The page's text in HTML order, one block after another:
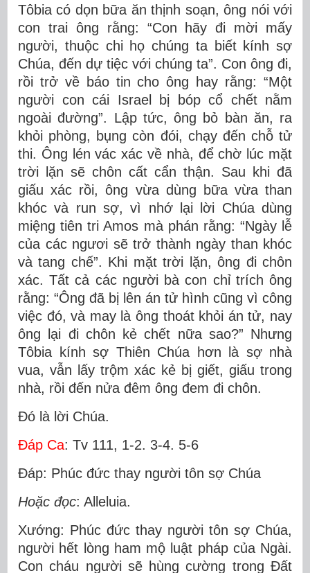
Tôbia có dọn bữa ăn thịnh soạn, ông nói với
con trai ông rằng: “Con hãy đi mời mấy
người, thuộc chi họ chúng ta biết kính sợ
Chúa, đến dự tiệc với chúng ta”. Con ông đi,
rồi trở về báo tin cho ông hay rằng: “Một
người con cái Israel bị bóp cổ chết nằm
ngoài đường”. Lập tức, ông bỏ bàn ăn, ra
khỏi phòng, bụng còn đói, chạy đến chỗ tử
thi. Ông lén vác xác về nhà, để chờ lúc mặt
trời lặn sẽ chôn cất cẩn thận. Sau khi đã
giấu xác rồi, ông vừa dùng bữa vừa than
khóc và run sợ, vì nhớ lại lời Chúa dùng
miệng tiên tri Amos mà phán rằng: “Ngày lễ
của các ngươi sẽ trở thành ngày than khóc
và tang chế”. Khi mặt trời lặn, ông đi chôn
xác. Tất cả các người bà con chỉ trích ông
rằng: “Ông đã bị lên án tử hình cũng vì công
việc đó, và may là ông thoát khỏi án tử, nay
ông lại đi chôn kẻ chết nữa sao?” Nhưng
Tôbia kính sợ Thiên Chúa hơn là sợ nhà
vua, vẫn lấy trộm xác kẻ bị giết, giấu trong
nhà, rồi đến nửa đêm ông đem đi chôn.
Ðó là lời Chúa.
Ðáp Ca: Tv 111, 1-2. 3-4. 5-6
Ðáp: Phúc đức thay người tôn sợ Chúa
Hoặc đọc: Alleluia.
Xướng: Phúc đức thay người tôn sợ Chúa,
người hết lòng ham mộ luật pháp của Ngài.
Con cháu người sẽ hùng cường trong Ðất